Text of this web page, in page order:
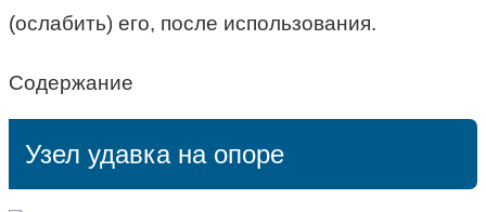
(ослабить) его, после использования.
Содержание
Узел удавка на опоре